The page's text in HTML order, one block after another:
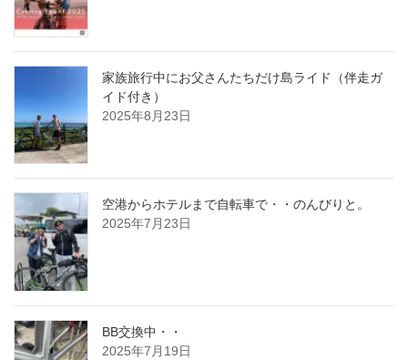
家族旅行中にお父さんたちだけ島ライド（伴走ガ
イド付き）
2025年8月23日
空港からホテルまで自転車で・・のんびりと。
2025年7月23日
BB交換中・・
2025年7月19日